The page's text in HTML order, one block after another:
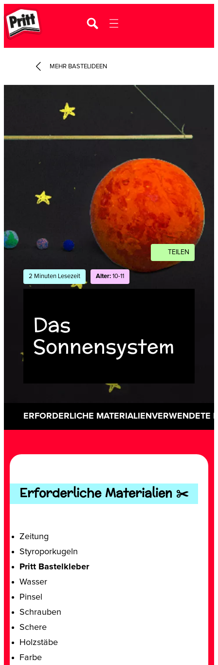
MEHR BASTELIDEEN
2 Minuten Lesezeit Alter: 10-11
TEILEN
Das
Sonnensystem
ERFORDERLICHE MATERIALIENVERWENDETE
Erforderliche Materialien ✂️
Zeitung
Styroporkugeln
Pritt Bastelkleber
Wasser
Pinsel
Schrauben
Schere
Holzstäbe
Farbe